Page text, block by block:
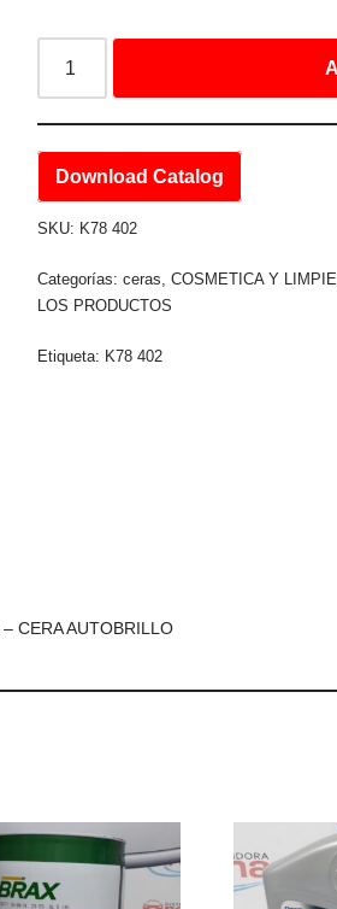
Download Catalog
SKU: K78 402
Categorías:ceras,COSMETICA Y
LOS PRODUCTOS
Etiqueta: K78 402
CERA AUTOBRILLO